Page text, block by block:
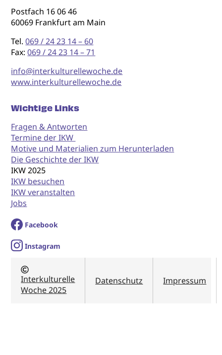
Postfach 16 06 46
60069 Frankfurt am Main
Tel.069 / 24 23 14 – 60
Fax:069 / 24 23 14 – 71
info@interkulturellewoche.de
www.interkulturellewoche.de
Wichtige Links
Fragen & Antworten
Termine der IKW
Motive und Materialien zum Herunterladen
Die Geschichte der IKW
IKW 2025
IKW besuchen
IKW veranstalten
Jobs
Facebook
Instagram
Interkulturelle
Woche 2025
Datenschutz Impressum